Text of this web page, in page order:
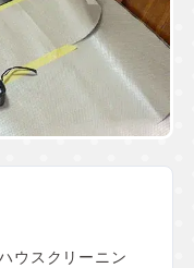
ウスクリーニン